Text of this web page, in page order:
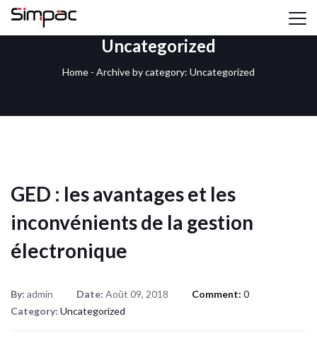
Uncategorized
Home - Archive by category: Uncategorized
GED : les avantages et les
inconvénients de la gestion
électronique
By: admin Date: Août 09, 2018 Comment: 0
Category: Uncategorized